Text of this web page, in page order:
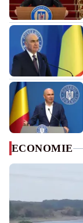
ECONOMIE